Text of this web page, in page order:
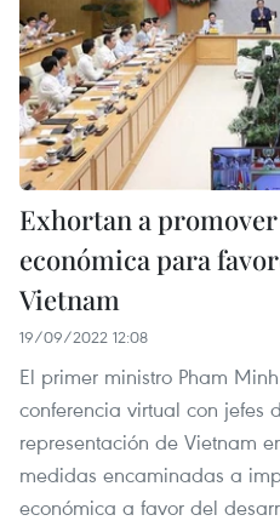
Exhortan a
económica para
Vietnam
19/09/2022 12:08
El primer ministro Pham
conferencia virtual con jefes
representación de Vietnam
medidas encaminadas a
económica a favor del